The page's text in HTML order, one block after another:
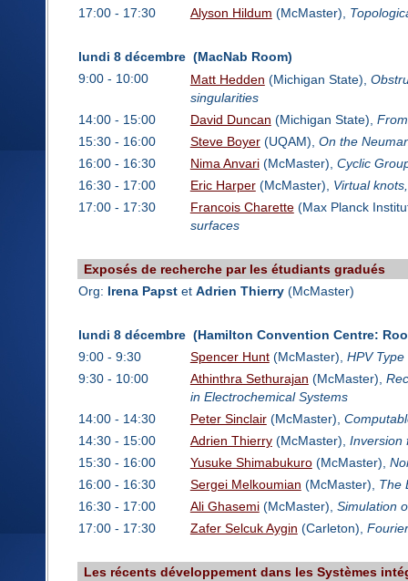
17:00 - 17:30
Alyson Hildum (McMaster),
lundi 8 décembre (MacNab Room)
9:00 - 10:00
Matt Hedden (Michigan State),
singularities
14:00 - 15:00
David Duncan (Michigan State),
15:30 - 16:00
Steve Boyer(UQAM), On the
16:00 - 16:30
Nima Anvari(McMaster), Cyclic
16:30 - 17:00
Eric Harper(McMaster), Virtual
17:00 - 17:30
Francois Charette(Max Planck
surfaces
Exposés de recherche par les étudiants gradués
Org: Irena Papstet Adrien Thierry(McMaster)
lundi 8 décembre (Hamilton Convention Centre:
9:00 - 9:30
Spencer Hunt(McMaster), HPV
9:30 - 10:00
Athinthra Sethurajan (McMaster),
in Electrochemical Systems
14:00 - 14:30
Peter Sinclair(McMaster),
14:30 - 15:00
Adrien Thierry(McMaster), Inversion
15:30 - 16:00
Yusuke Shimabukuro(McMaster),
16:00 - 16:30
Sergei Melkoumian (McMaster), The
16:30 - 17:00
Ali Ghasemi(McMaster), Simulation
17:00 - 17:30
Zafer Selcuk Aygin (Carleton),
Les récents développement dans les Systèmes